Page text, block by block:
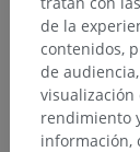
de la
contenidos,
de
visualización
rendimiento
información,